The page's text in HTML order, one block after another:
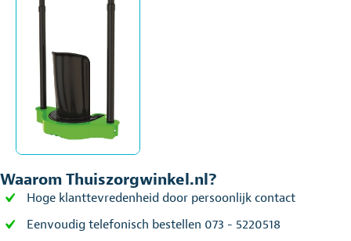
Waarom Thuiszorgwinkel.nl?
Hoge klanttevredenheid door persoonlijk contact
Eenvoudig telefonisch bestellen 073 - 5220518